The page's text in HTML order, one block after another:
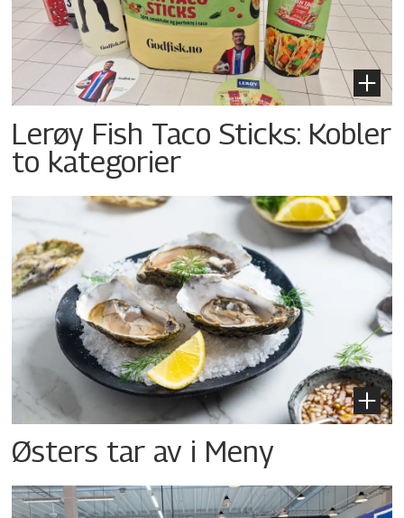
Lerøy Fish Taco Sticks: Kobler
to kategorier
Østers tar av i Meny